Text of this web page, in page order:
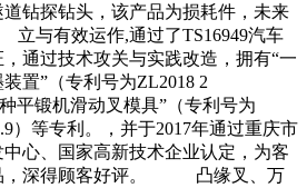
钻探钻头，该产品为损耗件，未来
有效运作,通过了TS16949汽车
通过技术攻关与实践改造，拥有“一
置”（专利号为ZL2018 2
平锻机滑动叉模具”（专利号为
）等专利。，并于2017年通过重庆市
心、国家高新技术企业认定，为客
，深得顾客好评。 凸缘叉、万